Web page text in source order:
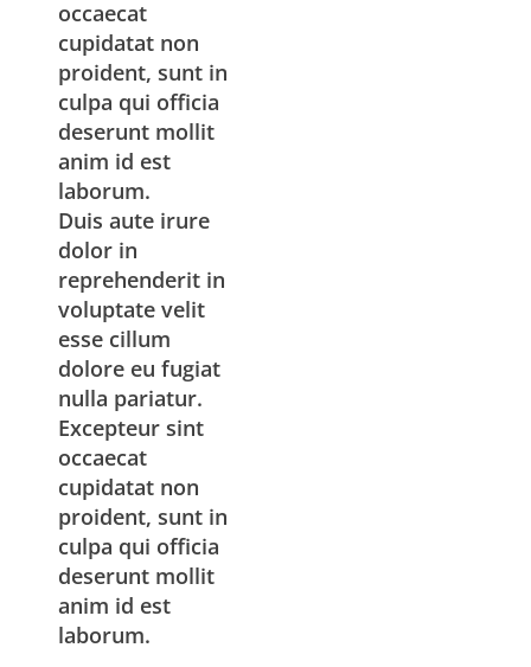
occaecat
cupidatat non
proident, sunt in
culpa qui officia
deserunt mollit
anim id est
laborum.
Duis aute irure
dolor in
reprehenderit in
voluptate velit
esse cillum
dolore eu fugiat
nulla pariatur.
Excepteur sint
occaecat
cupidatat non
proident, sunt in
culpa qui officia
deserunt mollit
anim id est
laborum.